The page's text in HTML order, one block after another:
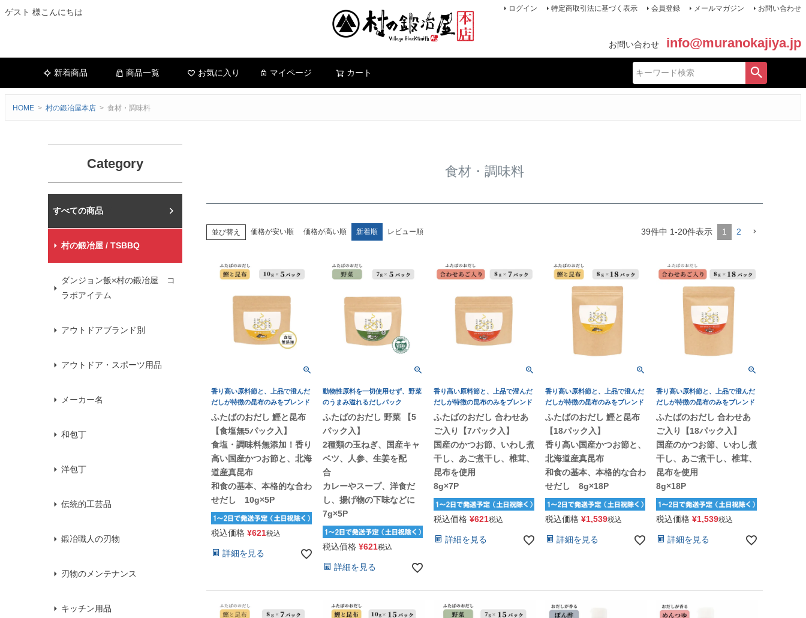
ゲスト 様こんにちは ログイン 特定商取引法に基づく表示 会員登録 メールマガジン お問い合わせ
お問い合わせ info@muranokajiya.jp
新着商品 商品一覧 お気に入り マイページ カート
HOME 村の鍛冶屋本店 食材・調味料
Category
村の鍛冶屋本店
村の鍛冶屋 / TSBBQ
ダンジョン飯×村の鍛冶屋 コ
ラボアイテム
アウトドアブランド別
アウトドア・スポーツ用品
メーカー名
和包丁
洋包丁
伝統的工芸品
鍛冶職人の刃物
刃物のメンテナンス
キッチン用品
食材・調味料
並び替え 価格が安い順 価格が高い順 新着順 レビュー順 39件中 1-20件表示 1 2
香り高い原料節と、上品で澄んだ
だしが特徴の昆布のみをブレンド
ふたばのおだし 鰹と昆布
【食塩無5パック入】
食塩・調味料無添加！香り
高い国産かつお節と、北海
道産真昆布
和食の基本、本格的な合わ
せだし 10g×5P
税込価格 ¥621税込
詳細を見る
動物性原料を一切使用せず、野菜
のうまみ溢れるだしパック
ふたばのおだし 野菜 【5
パック入】
2種類の玉ねぎ、国産キャ
ベツ、人参、生姜を配
合
カレーやスープ、洋食だ
し、揚げ物の下味などに
7g×5P
税込価格 ¥621税込
詳細を見る
香り高い原料節と、上品で澄んだ
だしが特徴の昆布のみをブレンド
ふたばのおだし 合わせあ
ご入り【7パック入】
国産のかつお節、いわし煮
干し、あご煮干し、椎茸、
昆布を使用
8g×7P
税込価格 ¥621税込
詳細を見る
香り高い原料節と、上品で澄んだ
だしが特徴の昆布のみをブレンド
ふたばのおだし 鰹と昆布
【18パック入】
香り高い国産かつお節と、
北海道産真昆布
和食の基本、本格的な合わ
せだし 8g×18P
税込価格 ¥1,539税込
詳細を見る
香り高い原料節と、上品で澄んだ
だしが特徴の昆布のみをブレンド
ふたばのおだし 合わせあ
ご入り【18パック入】
国産のかつお節、いわし煮
干し、あご煮干し、椎茸、
昆布を使用
8g×18P
税込価格 ¥1,539税込
詳細を見る